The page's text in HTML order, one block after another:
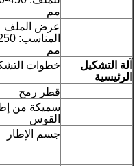
عرض الملف
المناسب: 1250
خطوات التشكيل 13 خطوة
قطر رمح
سميكة من إطار 16 ملم
جسم الإطار
مع